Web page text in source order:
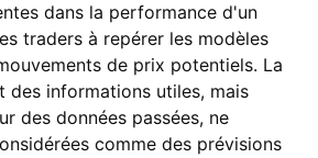
dans la performance d'un
traders à repérer les modèles
de prix potentiels. La
des informations utiles, mais
des données passées, ne
comme des prévisions